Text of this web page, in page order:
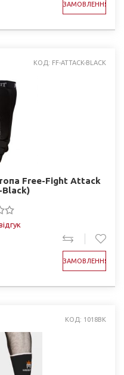
ЗАМОВЛЕННЯ
КОД: FF-ATTACK-BLACK
Free-Fight Attack
ЗАМОВЛЕННЯ
КОД: 1018BK